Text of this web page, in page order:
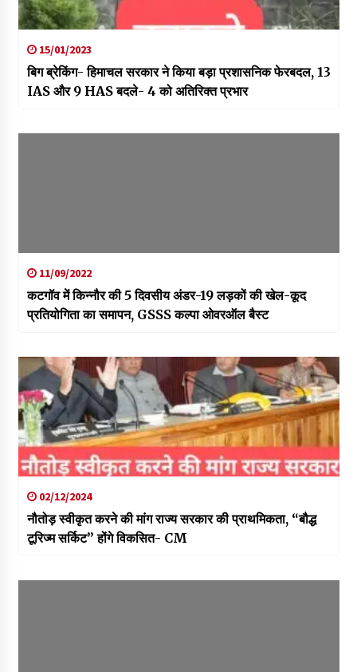
15/01/2023
बिग ब्रेकिंग- हिमाचल सरकार ने किया बड़ा प्रशासनिक फेरबदल, 13
IAS और 9 HAS बदले- 4 को अतिरिक्त प्रभार
11/09/2022
कटगॉव में किन्नौर की 5 दिवसीय अंडर-19 लड़कों की खेल-कूद
प्रतियोगिता का समापन, GSSS कल्पा ओवरऑल बैस्ट
02/12/2024
नौतोड़ स्वीकृत करने की मांग राज्य सरकार की प्राथमिकता, “बौद्ध
टूरिज्म सर्किट” होंगे विकसित- CM